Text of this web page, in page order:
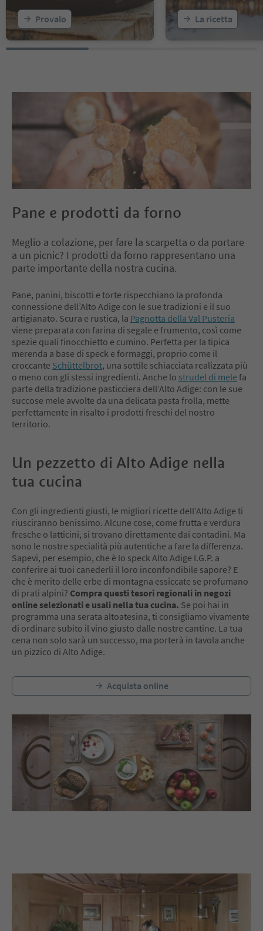
Provalo La ricetta
Pane e prodotti da forno
Meglio a colazione, per fare la scarpetta o da portare
a un picnic? I prodotti da forno rappresentano una
parte importante della nostra cucina.
Pane, panini, biscotti e torte rispecchiano la profonda
connessione dell’Alto Adige con le sue tradizioni e il suo
artigianato. Scura e rustica, la Pagnotta della Val Pusteria
viene preparata con farina di segale e frumento, così come
spezie quali finocchietto e cumino. Perfetta per la tipica
merenda a base di speck e formaggi, proprio come il
croccante Schüttelbrot, una sottile schiacciata realizzata più
o meno con gli stessi ingredienti. Anche lo strudel di melefa
parte della tradizione pasticciera dell’Alto Adige: con le sue
succose mele avvolte da una delicata pasta frolla, mette
perfettamente in risalto i prodotti freschi del nostro
territorio.
Un pezzetto di Alto Adige nella
tua cucina
Con gli ingredienti giusti, le migliori ricette dell’Alto Adige ti
riusciranno benissimo. Alcune cose, come frutta e verdura
fresche o latticini, si trovano direttamente dai contadini. Ma
sono le nostre specialità più autentiche a fare la differenza.
Sapevi, per esempio, che è lo speck Alto Adige I.G.P. a
conferire ai tuoi canederli il loro inconfondibile sapore? E
che è merito delle erbe di montagna essiccate se profumano
di prati alpini? Compra questi tesori regionali in negozi
online selezionati e usali nella tua cucina. Se poi hai in
programma una serata altoatesina, ti consigliamo vivamente
di ordinare subito il vino giusto dalle nostre cantine. La tua
cena non solo sarà un successo, ma porterà in tavola anche
un pizzico di Alto Adige.
Acquista online